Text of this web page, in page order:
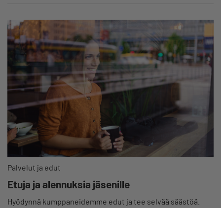
Palvelut ja edut
Etuja ja alennuksia jäsenille
Hyödynnä kumppaneidemme edut ja tee selvää säästöä.